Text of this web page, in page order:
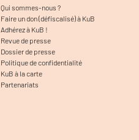
Qui sommes-nous ?
Faire un don (défiscalisé) à KuB
Adhérez à KuB !
Revue de presse
Dossier de presse
Politique de confidentialité
KuB à la carte
Partenariats